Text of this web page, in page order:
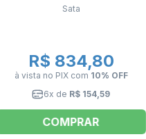
Sata
R$ 834,80
à vista no PIX com 10% OFF
6x de R$ 154,59
COMPRAR